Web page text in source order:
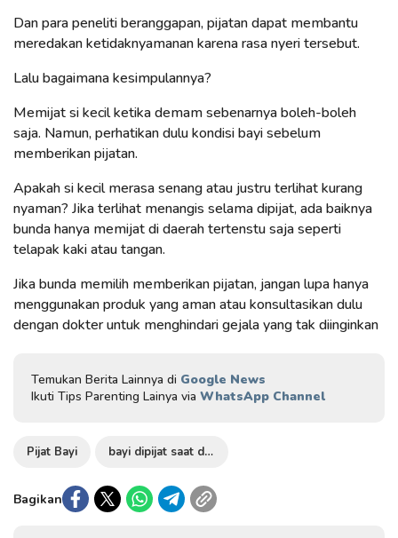
Dan para peneliti beranggapan, pijatan dapat membantu
meredakan ketidaknyamanan karena rasa nyeri tersebut.
Lalu bagaimana kesimpulannya?
Memijat si kecil ketika demam sebenarnya boleh-boleh
saja. Namun, perhatikan dulu kondisi bayi sebelum
memberikan pijatan.
Apakah si kecil merasa senang atau justru terlihat kurang
nyaman? Jika terlihat menangis selama dipijat, ada baiknya
bunda hanya memijat di daerah tertenstu saja seperti
telapak kaki atau tangan.
Jika bunda memilih memberikan pijatan, jangan lupa hanya
menggunakan produk yang aman atau konsultasikan dulu
dengan dokter untuk menghindari gejala yang tak diinginkan
Temukan Berita Lainnya di Google News
Ikuti Tips Parenting Lainya via WhatsApp Channel
Pijat Bayi bayi dipijat saat demam
Bagikan